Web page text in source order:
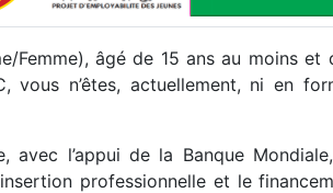
Femme), âgé de 15 ans au moins et
vous n’êtes, actuellement, ni en
avec l’appui de la Banque
professionnelle et le